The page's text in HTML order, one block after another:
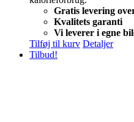
Gratis levering
Kvalitets garanti
Vi leverer i egne
Tilføj til kurv Detaljer
Tilbud!